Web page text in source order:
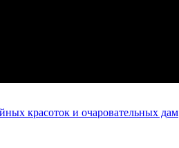
красоток и очаровательных дам